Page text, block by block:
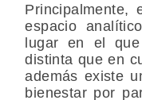
espacio
lugar en el
distinta que en
además existe
bienestar por